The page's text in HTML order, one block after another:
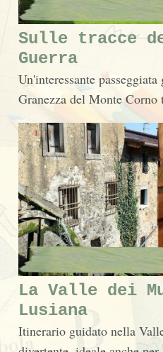
Sulle tracce
Guerra
Un'interessante
Granezza del Monte
La Valle dei
Lusiana
Itinerario guidato nella